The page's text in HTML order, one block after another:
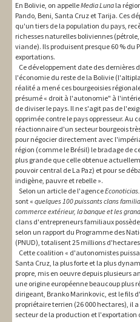
En Bolivie, on appelleMedia Luna la
Pando, Beni, Santa Cruz et Tarija. Ces
qu'un tiers de la population du pays,
richesses naturelles boliviennes
viande). Ils produisent presque 60 % du
exportations.
Ce développement date des dernières
l'économie du reste de la Bolivie
réalité a mené ces bourgeoisies
présumé « droit à l'autonomie" à
de diviser le pays. Il ne s'agit pas de
opprimée contre le pays oppresseur. Au
réactionnaire d'un secteur bourgeois
pour négocier directement avec
région (comme le Brésil) le bradage de
plus grande que celle obtenue
pouvoir central de La Paz) et pour se
indigène, pauvre et rebelle ».
Selon un article de l'agence
sont « quelques 100 puissants clans
commerce extérieur, la banque et les
clans d'entrepreneurs familiaux
selon un rapport du Programme des
(PNUD), totalisent 25 millions
Cette coalition « d'autonomistes
Santa Cruz, la plus forte et la plus
propre, mis en oeuvre depuis plusieurs
une origine européenne beaucoup plus
dirigeant, Branko Marinkovic, est le fils
propriétaire terrien (26 000 hectares), il
secteur de la production et l'exportation